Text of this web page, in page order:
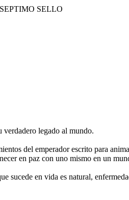
SELLO
legado al mundo.
del emperador escrito para
en paz con uno mismo en un
sucede en vida es natural,